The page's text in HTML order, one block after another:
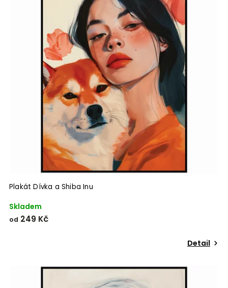
Plakát Dívka a Shiba Inu
Skladem
od 249 Kč
Detail